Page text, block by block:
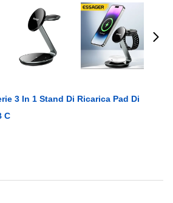
3 In 1 Stand Di Ricarica Pad Di
C